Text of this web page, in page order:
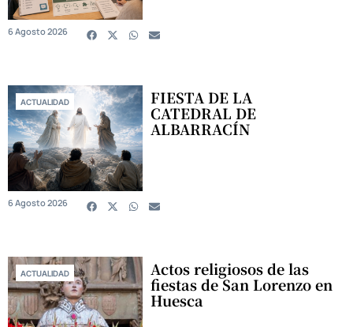
6 Agosto 2026
ACTUALIDAD FIESTA DE LA
CATEDRAL DE
ALBARRACÍN
6 Agosto 2026
ACTUALIDAD Actos religiosos de las
fiestas de San Lorenzo en
Huesca